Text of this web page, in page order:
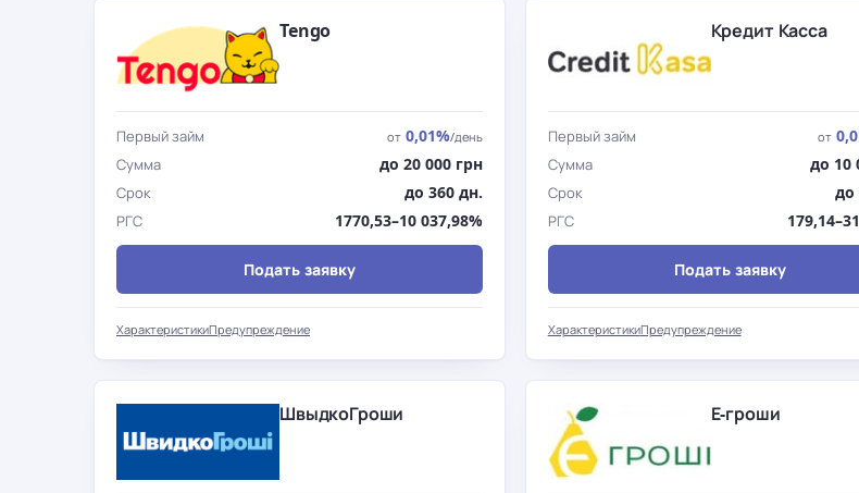
Tengo
Первый займ от 0,01%/день
Сумма до 20 000 грн
Срок до 360 дн.
РГС 1770,53–10 037,98%
Подать заявку
ХарактеристикиПредупреждение
Кредит Касса
Первый займ от
Сумма до 10
Срок до
РГС
Подать заявку
ХарактеристикиПредупреждение
ШвыдкоГроши Е-гроши